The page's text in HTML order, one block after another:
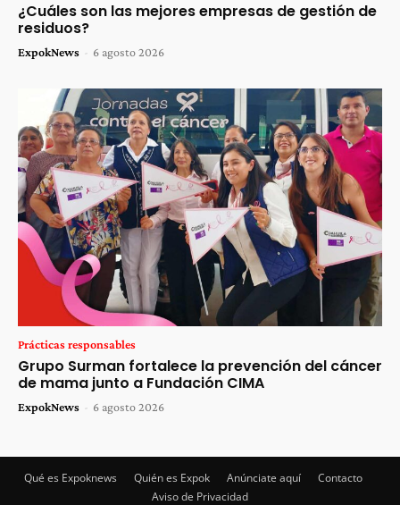
¿Cuáles son las mejores empresas de gestión de
residuos?
ExpokNews - 6 agosto 2026
Prácticas responsables
Grupo Surman fortalece la prevención del cáncer
de mama junto a Fundación CIMA
ExpokNews - 6 agosto 2026
Qué es Expoknews Quién es Expok Anúnciate aquí
Contacto
Aviso de Privacidad